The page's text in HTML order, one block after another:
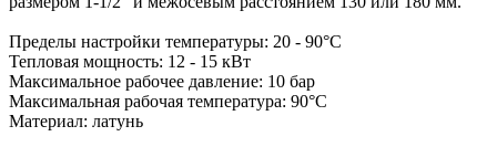
Пределы настройки температуры: 20 - 90°С
Тепловая мощность: 12 - 15 кВт
Максимальное рабочее давление: 10 бар
Максимальная рабочая температура: 90°С
Материал: латунь